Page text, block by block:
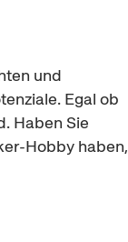
und
Egal ob
Haben Sie
Hobby haben,